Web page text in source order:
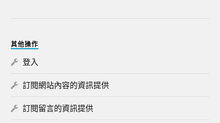
其他操作
登入
訂閱網站內容的資訊提供
訂閱留言的資訊提供